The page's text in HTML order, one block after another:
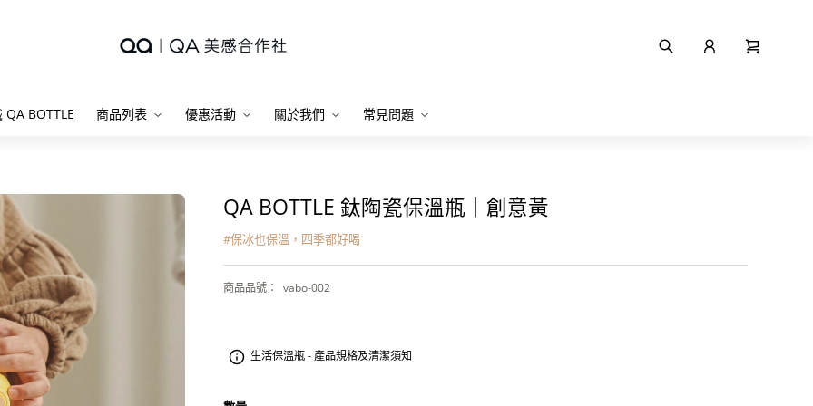
QA BOTTLE 商品列表 優惠活動 關於我們 常見問題
QA BOTTLE 鈦陶瓷保溫瓶｜創意黃
#保冰也保溫，四季都好喝
商品品號 ： vabo-002
生活保溫瓶 - 產品規格及清潔須知